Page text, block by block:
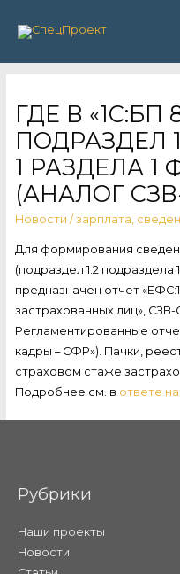
ГДЕ В «1С:БП
ПОДРАЗДЕЛ
1 РАЗДЕЛА 1
(АНАЛОГ
Новости / зарплата
Для формирования
(подраздел 1.2
предназначен отчет
застрахованных лиц»,
Регламентированные
кадры – СФР»). Пачки,
страховом стаже
Подробнее см. в ответе
Рубрики
Наши проекты
Новости